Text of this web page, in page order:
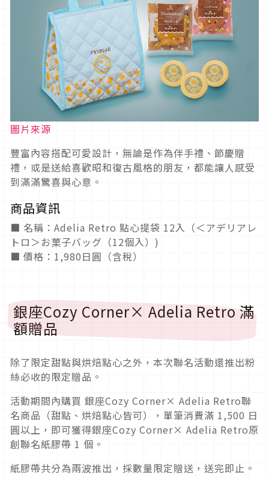
圖片來源
豐富內容搭配可愛設計，無論是作為伴手禮、節慶贈
禮，或是送給喜歡昭和復古風格的朋友，都能讓人感受
到滿滿驚喜與心意。
商品資訊
■ 名稱：Adelia Retro 點心提袋 12入（＜アデリアレ
トロ＞お菓子バッグ（12個入）)
■ 價格：1,980日圓（含稅）
銀座Cozy Corner× Adelia Retro 滿
額贈品
除了限定甜點與烘焙點心之外，本次聯名活動還推出粉
絲必收的限定贈品。
活動期間內購買 銀座Cozy Corner× Adelia Retro聯
名商品（甜點、烘焙點心皆可），單筆消費滿 1,500 日
圓以上，即可獲得銀座Cozy Corner× Adelia Retro原
創聯名紙膠帶 1 個。
紙膠帶共分為兩波推出，採數量限定贈送，送完即止。